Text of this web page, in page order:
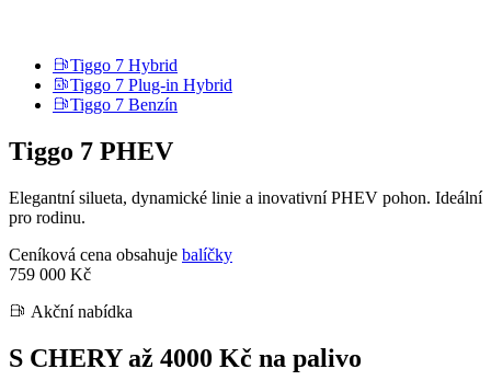
Tiggo 7 Hybrid
Tiggo 7 Plug-in Hybrid
Tiggo 7 Benzín
Tiggo 7 PHEV
Elegantní silueta, dynamické linie a inovativní PHEV pohon. Ideální
pro rodinu.
Ceníková cena obsahuje balíčky
759 000 Kč
Akční nabídka
S CHERY až 4000 Kč na palivo